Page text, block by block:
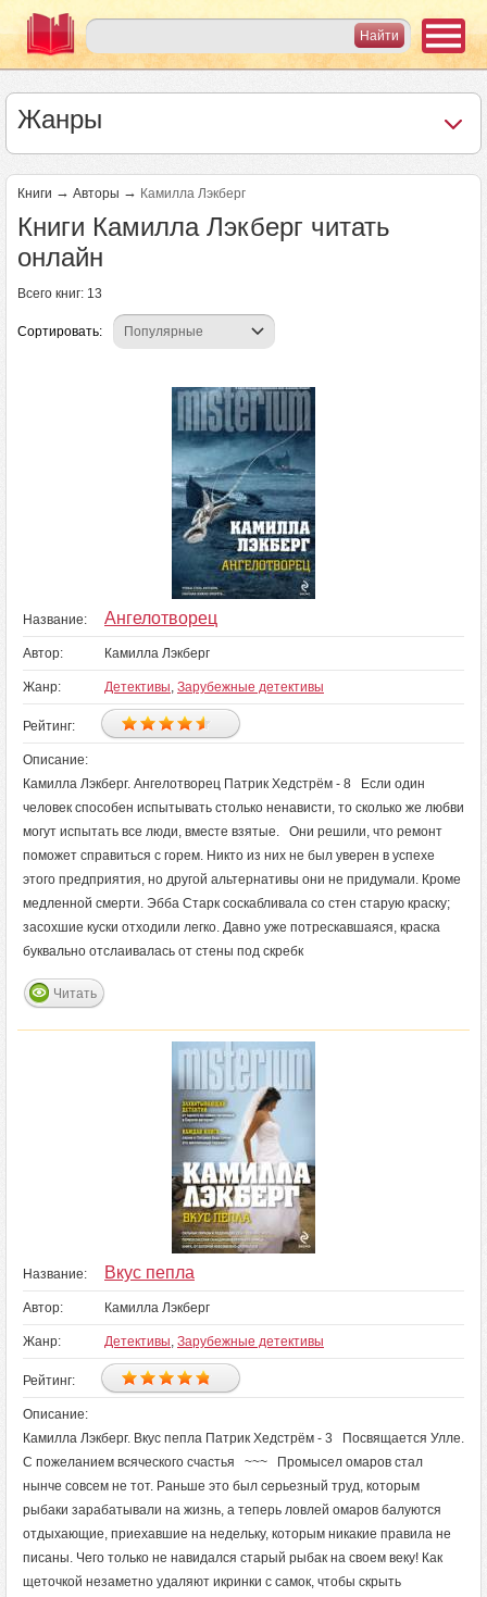
Жанры
Книги → Авторы → Камилла Лэкберг
Книги Камилла Лэкберг читать
онлайн
Всего книг: 13
Сортировать:
Название: Ангелотворец
Автор: Камилла Лэкберг
Жанр: Детективы, Зарубежные детективы
Рейтинг:
Описание:
Камилла Лэкберг. Ангелотворец Патрик Хедстрём - 8 Если один
человек способен испытывать столько ненависти, то сколько же любви
могут испытать все люди, вместе взятые. Они решили, что ремонт
поможет справиться с горем. Никто из них не был уверен в успехе
этого предприятия, но другой альтернативы они не придумали. Кроме
медленной смерти. Эбба Старк соскабливала со стен старую краску;
засохшие куски отходили легко. Давно уже потрескавшаяся, краска
буквально отслаивалась от стены под скребк
Читать
Название: Вкус пепла
Автор: Камилла Лэкберг
Жанр: Детективы, Зарубежные детективы
Рейтинг:
Описание:
Камилла Лэкберг. Вкус пепла Патрик Хедстрём - 3 Посвящается Улле.
C пожеланием всяческого счастья ~~~ Промысел омаров стал
нынче совсем не тот. Раньше это был серьезный труд, которым
рыбаки зарабатывали на жизнь, а теперь ловлей омаров балуются
отдыхающие, приехавшие на недельку, которым никакие правила не
писаны. Чего только не навидался старый рыбак на своем веку! Как
щеточкой незаметно удаляют икринки с самок, чтобы скрыть